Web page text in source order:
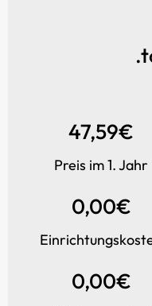
47,59€
Preis im 1. Jahr
0,00€
0,00€